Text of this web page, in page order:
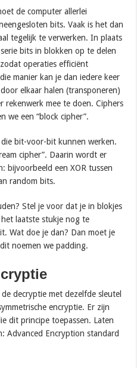
de computer allerlei
bits. Vaak is het dan
tegelijk te verwerken. In plaats
bits in blokken op te delen
operaties efficiënt
manier kan je dan iedere keer
elkaar halen (transponeren)
rekenwerk mee te doen. Ciphers
we een “block cipher”.
bit-voor-bit kunnen werken.
cipher”. Daarin wordt er
bijvoorbeeld een XOR tussen
random bits.
Stel je voor dat je in blokjes
laatste stukje nog te
Wat doe je dan? Dan moet je
noemen we padding.
decryptie met dezelfde sleutel
encryptie. Er zijn
dit principe toepassen. Laten
Advanced Encryption standard